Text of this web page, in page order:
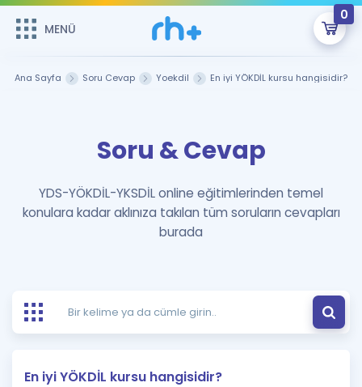
MENÜ
0
Şifremi Hatırlamıyorum
GİRİŞ YAP
Remzi Hoca ile seni sınava hazırlayacak onlarca eğitim seni
bekliyor!
MENÜ
Çalışma Paketleri
Kitaplar ve Kaynaklar
Ücretsiz Kaynaklar
Puan Hesaplama
Blog
İngilizce Gramer
Hakkımızda
Ana Sayfa Soru Cevap Yoekdil En iyi YÖKDİL kursu hangisidir?
Soru & Cevap
YDS-YÖKDİL-YKSDİL online eğitimlerinden temel
konulara kadar aklınıza takılan tüm soruların cevapları
burada
En iyi YÖKDİL kursu hangisidir?